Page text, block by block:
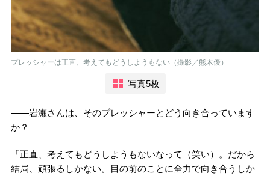
プレッシャーは正直、考えてもどうしようもない（撮影／熊木優）
写真5枚
――岩瀬さんは、そのプレッシャーとどう向き合っています
か？
「正直、考えてもどうしようもないなって（笑い）。だから
結局、頑張るしかない。目の前のことに全力で向き合うしか